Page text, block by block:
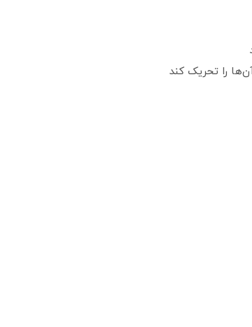
را تحریک کند